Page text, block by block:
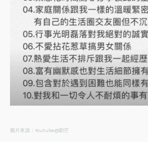
圖片來源：Youtube@劉芒